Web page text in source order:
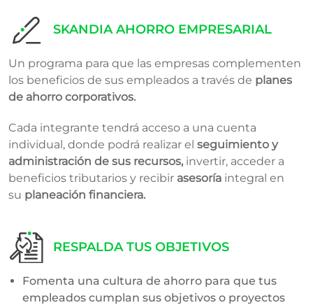
SKANDIA AHORRO EMPRESARIAL​​
Un programa para que las empresas complementen
los beneficios de sus empleados a través de planes
de ahorro corporativos.
Cada integrante tendrá acceso a una cuenta
individual, donde podrá realizar el seguimiento y
administración de sus recursos, invertir, acceder a
beneficios tributarios y recibir asesoría integral en
su planeación financiera.
RESPALDA TUS OBJETIVOS
Fomenta una cultura de ahorro para que tus
empleados cumplan sus objetivos o proyectos